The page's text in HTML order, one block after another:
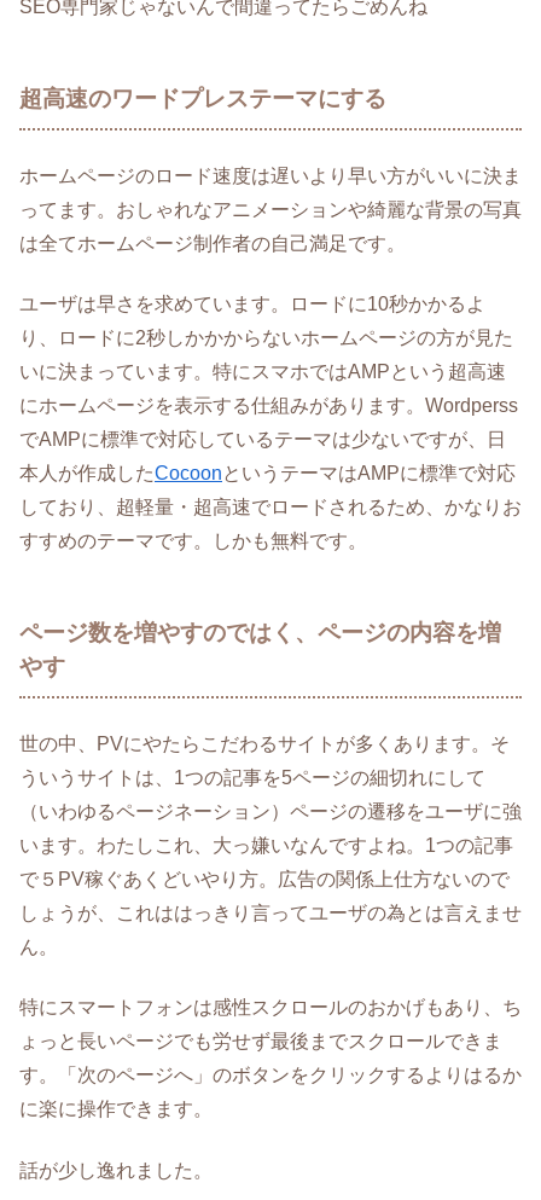
SEO専門家じゃないんで間違ってたらごめんね
超高速のワードプレステーマにする
ホームページのロード速度は遅いより早い方がいいに決ま
ってます。おしゃれなアニメーションや綺麗な背景の写真
は全てホームページ制作者の自己満足です。
ユーザは早さを求めています。ロードに10秒かかるよ
り、ロードに2秒しかかからないホームページの方が見た
いに決まっています。特にスマホではAMPという超高速
にホームページを表示する仕組みがあります。Wordperss
でAMPに標準で対応しているテーマは少ないですが、日
本人が作成したCocoonというテーマはAMPに標準で対応
しており、超軽量・超高速でロードされるため、かなりお
すすめのテーマです。しかも無料です。
ページ数を増やすのではく、ページの内容を増
やす
世の中、PVにやたらこだわるサイトが多くあります。そ
ういうサイトは、1つの記事を5ページの細切れにして
（いわゆるページネーション）ページの遷移をユーザに強
います。わたしこれ、大っ嫌いなんですよね。1つの記事
で５PV稼ぐあくどいやり方。広告の関係上仕方ないので
しょうが、これははっきり言ってユーザの為とは言えませ
ん。
特にスマートフォンは感性スクロールのおかげもあり、ち
ょっと長いページでも労せず最後までスクロールできま
す。「次のページへ」のボタンをクリックするよりはるか
に楽に操作できます。
話が少し逸れました。